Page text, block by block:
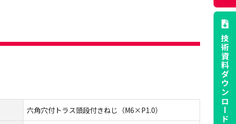
六角穴付トラス頭段付きねじ（M6×P1.0）
技術資料
ダウンロード